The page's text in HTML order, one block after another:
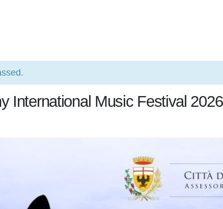
International Music Festival